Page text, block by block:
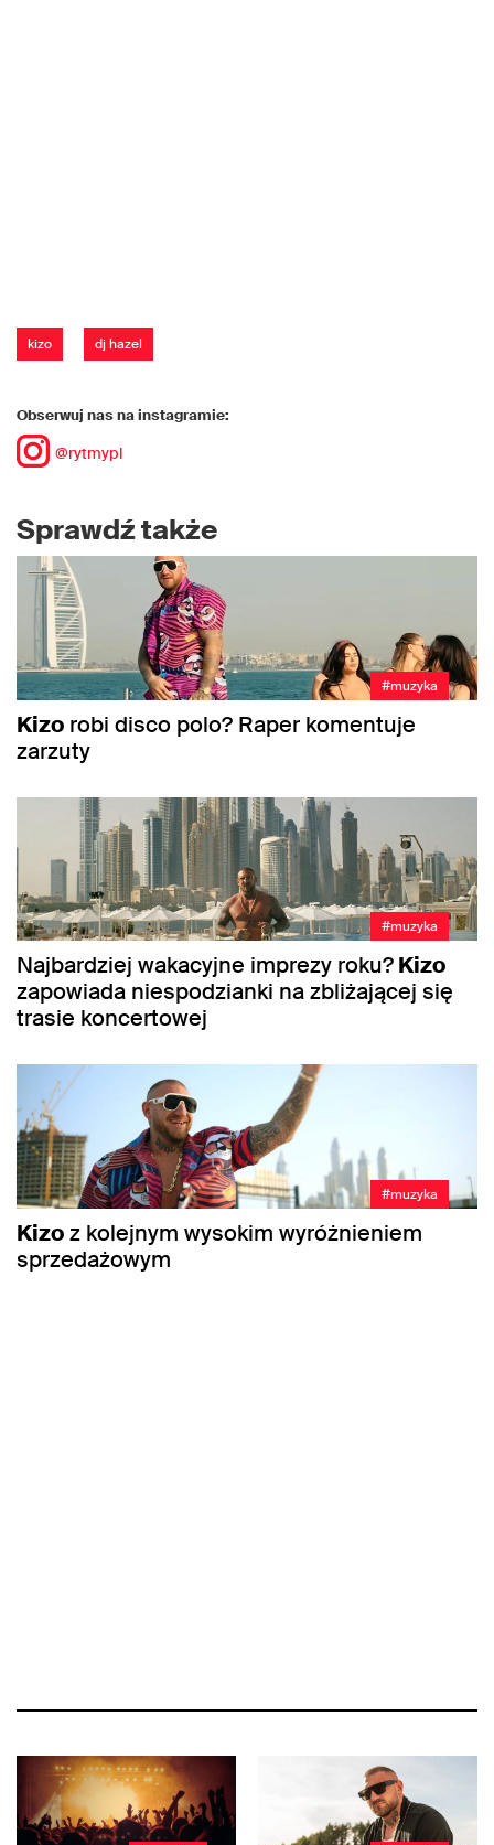
kizo dj hazel
Obserwuj nas na instagramie:
@rytmypl
Sprawdź także
#muzyka
Kizo robi disco polo? Raper komentuje
zarzuty
#muzyka
Najbardziej wakacyjne imprezy roku?Kizo
zapowiada niespodzianki na zbliżającej się
trasie koncertowej
#muzyka
Kizoz kolejnym wysokim wyróżnieniem
sprzedażowym